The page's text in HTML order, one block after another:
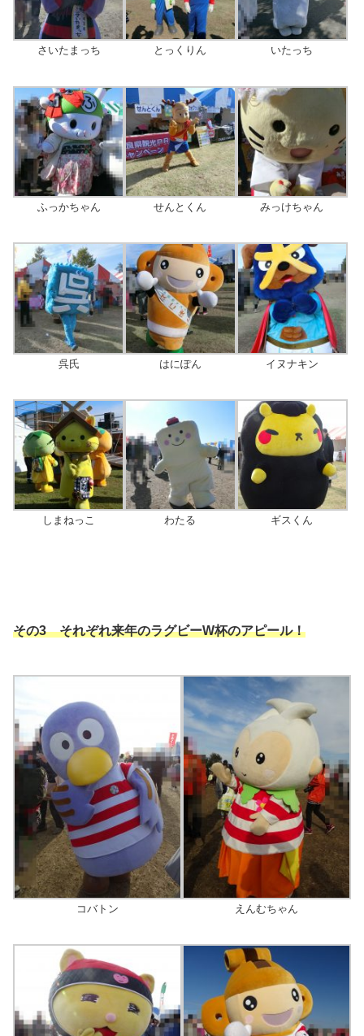
さいたまっち とっくりん いたっち
ふっかちゃん せんとくん みっけちゃん
呉氏 はにぽん イヌナキン
しまねっこ わたる ギスくん
その3 それぞれ来年のラグビーW杯のアピール！
コバトン えんむちゃん